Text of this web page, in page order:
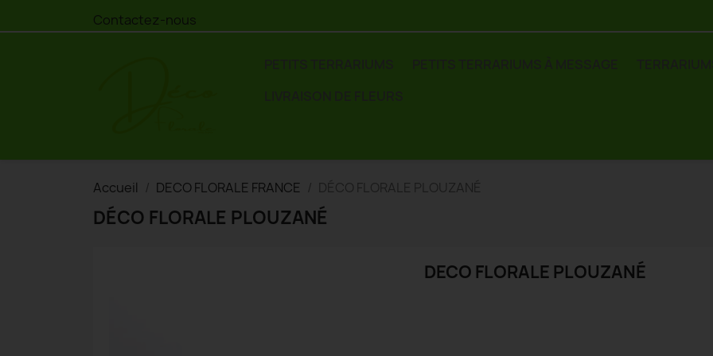
Contactez-nous
Accueil DECO FLORALE FRANCE DÉCO FLORALE PLOUZANÉ
DÉCO FLORALE PLOUZANÉ
DECO FLORALE PLOUZANÉ